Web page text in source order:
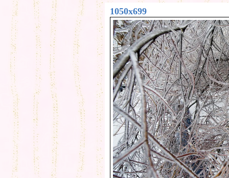
1050x699